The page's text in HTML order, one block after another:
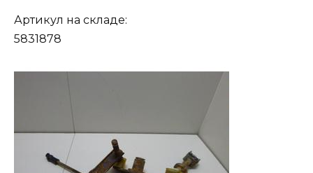
Артикул на складе:
5831878